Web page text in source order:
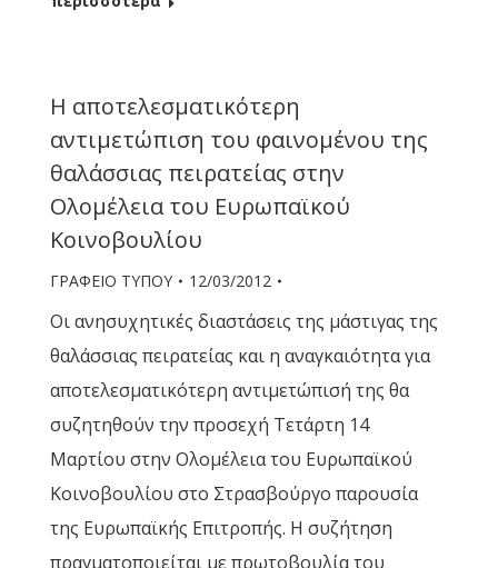
Η αποτελεσματικότερη
αντιμετώπιση του φαινομένου της
θαλάσσιας πειρατείας στην
Ολομέλεια του Ευρωπαϊκού
Κοινοβουλίου
ΓΡΑΦΕΙΟ ΤΥΠΟΥ 12/03/2012
Οι ανησυχητικές διαστάσεις της μάστιγας της
θαλάσσιας πειρατείας και η αναγκαιότητα για
αποτελεσματικότερη αντιμετώπισή της θα
συζητηθούν την προσεχή Τετάρτη 14
Μαρτίου στην Ολομέλεια του Ευρωπαϊκού
Κοινοβουλίου στο Στρασβούργο παρουσία
της Ευρωπαϊκής Επιτροπής. Η συζήτηση
πραγματοποιείται με πρωτοβουλία του